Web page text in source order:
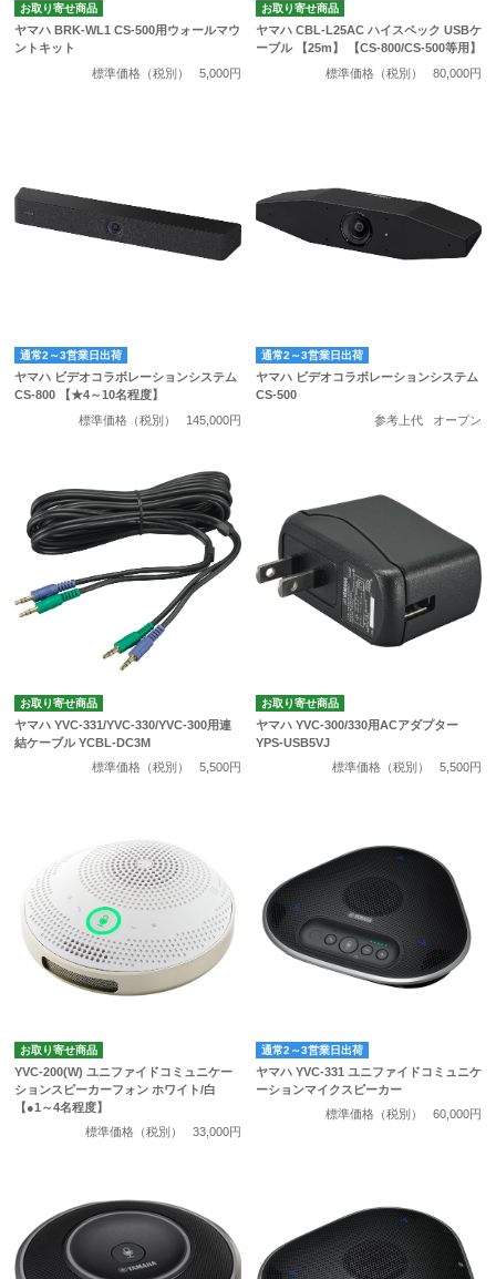
お取り寄せ商品
ヤマハ BRK-WL1 CS-500用ウォールマウ
ントキット
標準価格（税別）
5,000円
お取り寄せ商品
ヤマハ CBL-L25AC ハイスペック USBケ
ーブル 【25m】 【CS-800/CS-500等用】
標準価格（税別）
80,000円
通常2～3営業日出荷
ヤマハ ビデオコラボレーションシステム
CS-800 【★4～10名程度】
標準価格（税別）
145,000円
通常2～3営業日出荷
ヤマハ ビデオコラボレーションシステム
CS-500
参考上代
オープン
お取り寄せ商品
ヤマハ YVC-331/YVC-330/YVC-300用連
結ケーブル YCBL-DC3M
標準価格（税別）
5,500円
お取り寄せ商品
ヤマハ YVC-300/330用ACアダプター
YPS-USB5VJ
標準価格（税別）
5,500円
お取り寄せ商品
YVC-200(W) ユニファイドコミュニケー
ションスピーカーフォン ホワイト/白
【●1～4名程度】
標準価格（税別）
33,000円
通常2～3営業日出荷
ヤマハ YVC-331 ユニファイドコミュニケ
ーションマイクスピーカー
標準価格（税別）
60,000円